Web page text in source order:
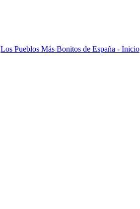
Los Pueblos Más Bonitos de España - Inicio